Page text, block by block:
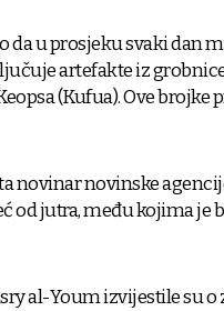
da u prosjeku svaki dan
artefakte iz
(Kufua). Ove
novinar novinske
od jutra, među kojima je
al-Youm izvijestile su